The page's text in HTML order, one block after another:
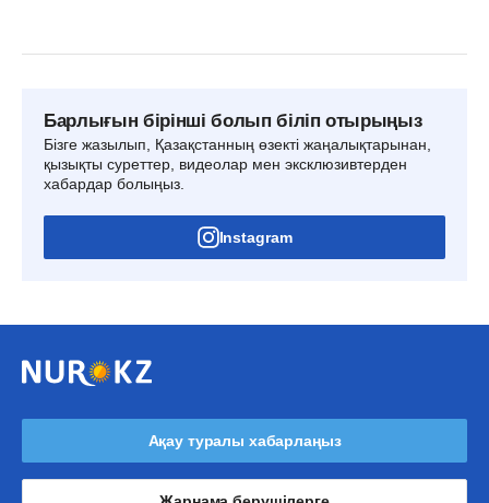
Барлығын бірінші болып біліп отырыңыз
Бізге жазылып, Қазақстанның өзекті жаңалықтарынан,
қызықты суреттер, видеолар мен эксклюзивтерден
хабардар болыңыз.
Instagram
Ақау туралы хабарлаңыз